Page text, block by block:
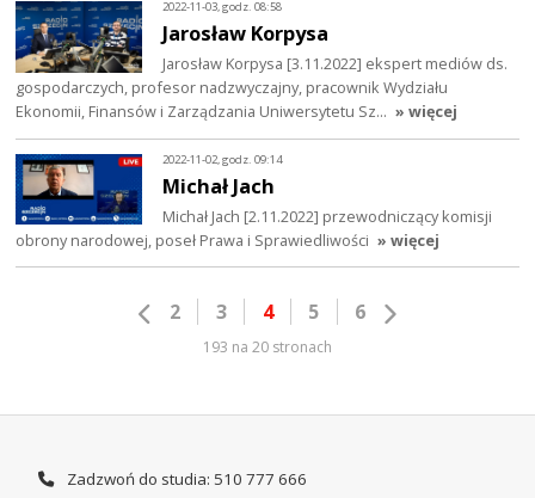
2022-11-03, godz. 08:58
Jarosław Korpysa
Jarosław Korpysa [3.11.2022] ekspert mediów ds.
gospodarczych, profesor nadzwyczajny, pracownik Wydziału
Ekonomii, Finansów i Zarządzania Uniwersytetu Sz… » więcej
2022-11-02, godz. 09:14
Michał Jach
Michał Jach [2.11.2022] przewodniczący komisji
obrony narodowej, poseł Prawa i Sprawiedliwości » więcej
2 3 4 5 6
193 na 20 stronach
Zadzwoń do studia: 510 777 666